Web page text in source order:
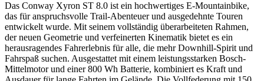
Das Conway Xyron ST 8.0 ist ein hochwertiges E-Mountainbike,
das für anspruchsvolle Trail-Abenteuer und ausgedehnte Touren
entwickelt wurde. Mit seinem vollständig überarbeiteten Rahmen,
der neuen Geometrie und verfeinerten Kinematik bietet es ein
herausragendes Fahrerlebnis für alle, die mehr Downhill-Spirit und
Fahrspaß suchen. Ausgestattet mit einem leistungsstarken Bosch-
Mittelmotor und einer 800 Wh Batterie, kombiniert es Kraft und